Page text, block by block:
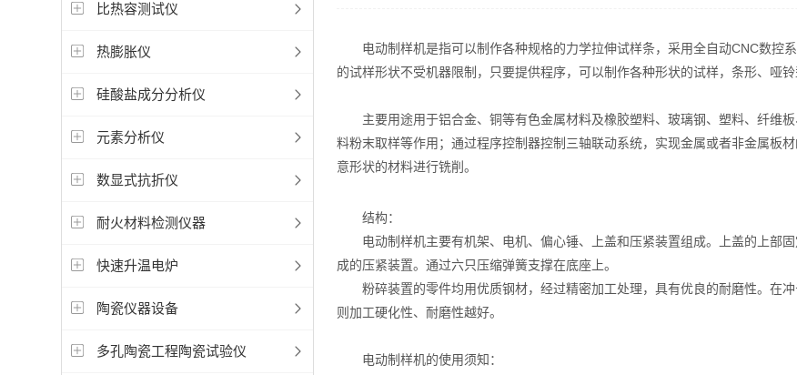
比热容测试仪
热膨胀仪
硅酸盐成分分析仪
元素分析仪
数显式抗折仪
耐火材料检测仪器
快速升温电炉
陶瓷仪器设备
多孔陶瓷工程陶瓷试验仪
电动制样机是指可以制作各种规格的力学拉伸试样条，采用全自动CNC数控
的试样形状不受机器限制，只要提供程序，可以制作各种形状的试样，条形、哑铃
主要用途用于铝合金、铜等有色金属材料及橡胶塑料、玻璃钢、塑料、纤维
料粉末取样等作用；通过程序控制器控制三轴联动系统，实现金属或者非金属板
意形状的材料进行铣削。
结构：
电动制样机主要有机架、电机、偏心锤、上盖和压紧装置组成。上盖的上部固
成的压紧装置。通过六只压缩弹簧支撑在底座上。
粉碎装置的零件均用优质钢材，经过精密加工处理，具有优良的耐磨性。在
则加工硬化性、耐磨性越好。
电动制样机的使用须知：